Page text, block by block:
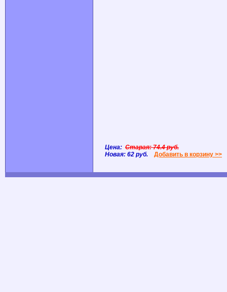
Цена: Старая: 74.4 руб.
Новая: 62 руб.
Добавить в корзину >>